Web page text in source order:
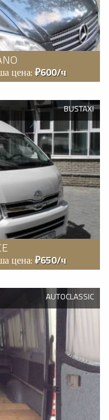
цена: ₽600/ч
BUSTAXI
цена: ₽650/ч
AUTOCLASSIC